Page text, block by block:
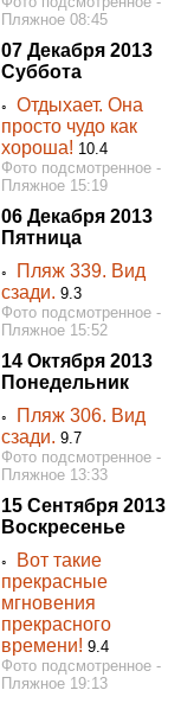
Пляжное 08:45
07 Декабря 2013
Суббота
◦Отдыхает. Она
просто чудо как
хороша! 10.4
Фото подсмотренное -
Пляжное 15:19
06 Декабря 2013
Пятница
◦
Пляж 339. Вид
сзади. 9.3
Фото подсмотренное -
Пляжное 15:52
14 Октября 2013
Понедельник
◦
Пляж 306. Вид
сзади. 9.7
Фото подсмотренное -
Пляжное 13:33
15 Сентября 2013
Воскресенье
◦
Вот такие
прекрасные
мгновения
прекрасного
времени! 9.4
Фото подсмотренное -
Пляжное 19:13